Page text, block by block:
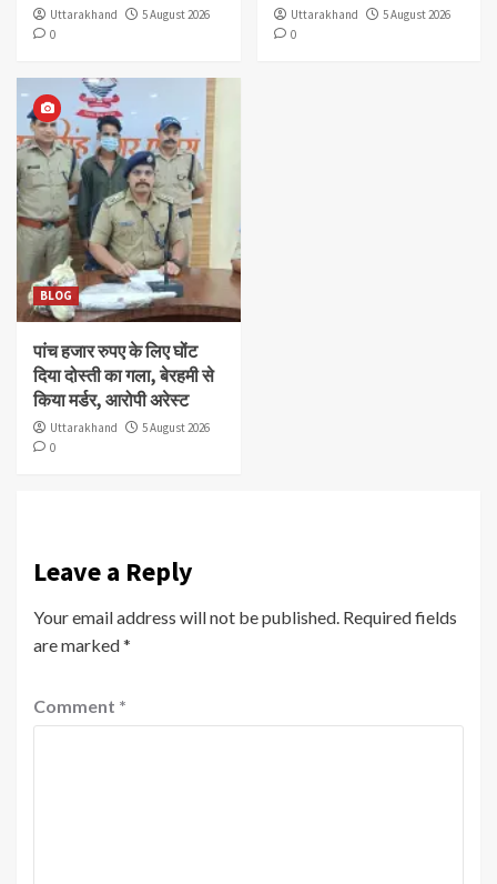
Uttarakhand
5 August 2026
0
Uttarakhand
5 August 2026
0
BLOG
पांच हजार रुपए के लिए घोंट
दिया दोस्ती का गला, बेरहमी से
किया मर्डर, आरोपी अरेस्ट
Uttarakhand
5 August 2026
0
Leave a Reply
Your email address will not be published. Required fields
are marked*
Comment *